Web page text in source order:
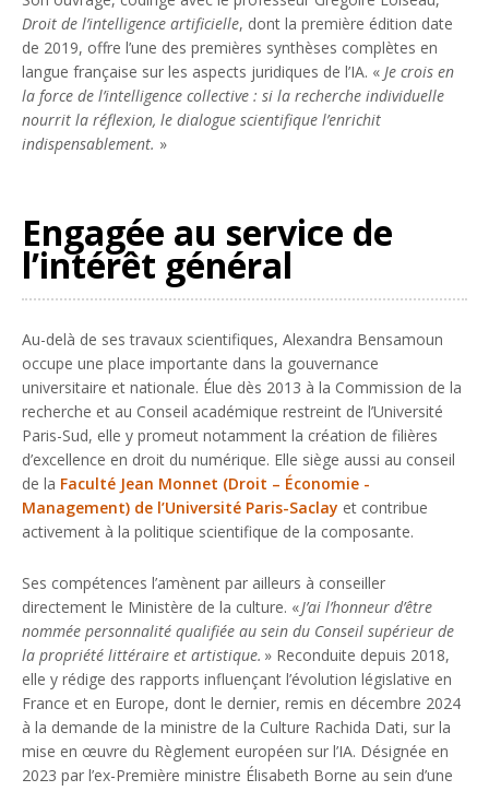
Droit de l’intelligence artificielle, dont la première édition date
de 2019, offre l’une des premières synthèses complètes en
langue française sur les aspects juridiques de l’IA. « Je crois en
la force de l’intelligence collective : si la recherche individuelle
nourrit la réflexion, le dialogue scientifique l’enrichit
indispensablement. »
Engagée au service de
l’intérêt général
Au-delà de ses travaux scientifiques, Alexandra Bensamoun
occupe une place importante dans la gouvernance
universitaire et nationale. Élue dès 2013 à la Commission de la
recherche et au Conseil académique restreint de l’Université
Paris-Sud, elle y promeut notamment la création de filières
d’excellence en droit du numérique. Elle siège aussi au conseil
de la Faculté Jean Monnet (Droit – Économie -
Management) de l’Université Paris-Saclay et contribue
activement à la politique scientifique de la composante.
Ses compétences l’amènent par ailleurs à conseiller
directement le Ministère de la culture. «J’ai l’honneur d’être
nommée personnalité qualifiée au sein du Conseil supérieur de
la propriété littéraire et artistique. » Reconduite depuis 2018,
elle y rédige des rapports influençant l’évolution législative en
France et en Europe, dont le dernier, remis en décembre 2024
à la demande de la ministre de la Culture Rachida Dati, sur la
mise en œuvre du Règlement européen sur l’IA. Désignée en
2023 par l’ex-Première ministre Élisabeth Borne au sein d’une